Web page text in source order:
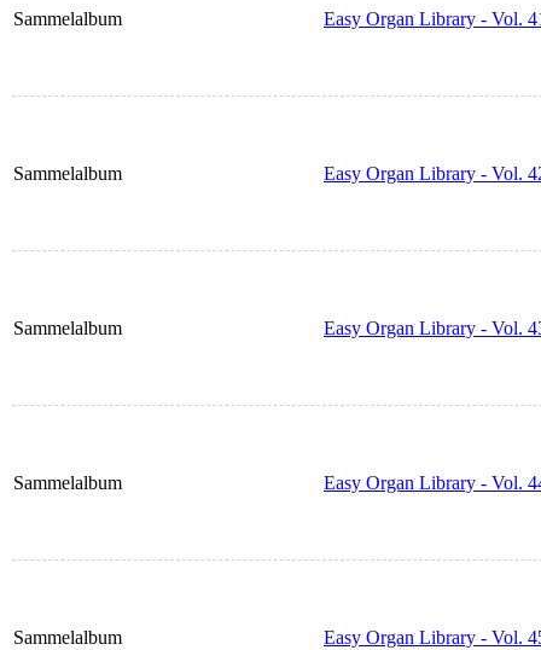
Sammelalbum Easy Organ Library - Vol.
Sammelalbum Easy Organ Library - Vol.
Sammelalbum Easy Organ Library - Vol.
Sammelalbum Easy Organ Library - Vol.
Sammelalbum Easy Organ Library - Vol.